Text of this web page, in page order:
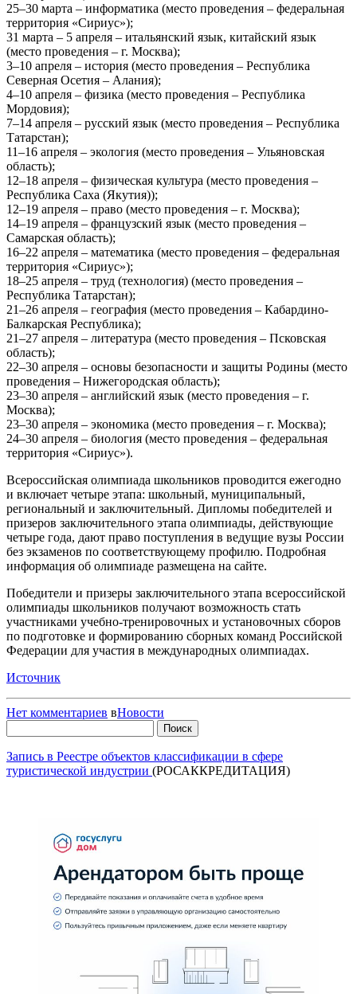
25–30 марта – информатика (место проведения – федеральная
территория «Сириус»);
31 марта – 5 апреля – итальянский язык, китайский язык
(место проведения – г. Москва);
3–10 апреля – история (место проведения – Республика
Северная Осетия – Алания);
4–10 апреля – физика (место проведения – Республика
Мордовия);
7–14 апреля – русский язык (место проведения – Республика
Татарстан);
11–16 апреля – экология (место проведения – Ульяновская
область);
12–18 апреля – физическая культура (место проведения –
Республика Саха (Якутия));
12–19 апреля – право (место проведения – г. Москва);
14–19 апреля – французский язык (место проведения –
Самарская область);
16–22 апреля – математика (место проведения – федеральная
территория «Сириус»);
18–25 апреля – труд (технология) (место проведения –
Республика Татарстан);
21–26 апреля – география (место проведения – Кабардино-
Балкарская Республика);
21–27 апреля – литература (место проведения – Псковская
область);
22–30 апреля – основы безопасности и защиты Родины (место
проведения – Нижегородская область);
23–30 апреля – английский язык (место проведения – г.
Москва);
23–30 апреля – экономика (место проведения – г. Москва);
24–30 апреля – биология (место проведения – федеральная
территория «Сириус»).
Всероссийская олимпиада школьников проводится ежегодно
и включает четыре этапа: школьный, муниципальный,
региональный и заключительный. Дипломы победителей и
призеров заключительного этапа олимпиады, действующие
четыре года, дают право поступления в ведущие вузы России
без экзаменов по соответствующему профилю. Подробная
информация об олимпиаде размещена на сайте.
Победители и призеры заключительного этапа всероссийской
олимпиады школьников получают возможность стать
участниками учебно-тренировочных и установочных сборов
по подготовке и формированию сборных команд Российской
Федерации для участия в международных олимпиадах.
Источник
Нет комментариев вНовости
Запись в Реестре объектов классификации в сфере
туристической индустрии (РОСАККРЕДИТАЦИЯ)